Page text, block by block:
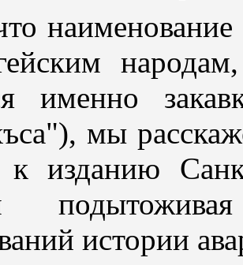
именно
мы
к изданию
истории